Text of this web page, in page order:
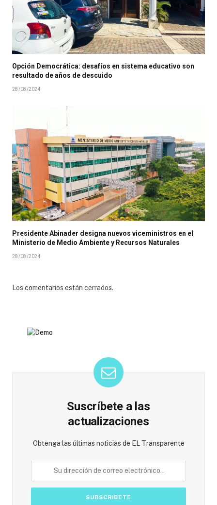
Opción Democrática: desafíos en sistema educativo son
resultado de años de descuido
28/08/2024
Presidente Abinader designa nuevos viceministros en el
Ministerio de Medio Ambiente y Recursos Naturales
28/08/2024
Los comentarios están cerrados.
Suscríbete a las
actualizaciones
Obtenga las últimas noticias de EL Transparente